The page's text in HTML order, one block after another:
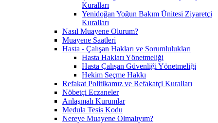
Kuralları
Yenidoğan Yoğun Bakım Ünitesi Ziyaretçi
Kuralları
Nasıl Muayene Olurum?
Muayene Saatleri
Hasta - Çalışan Hakları ve Sorumlulukları
Hasta Hakları Yönetmeliği
Hasta Çalışan Güvenliği Yönetmeliği
Hekim Seçme Hakkı
Refakat Politikamız ve Refakatçi Kuralları
Nöbetçi Eczaneler
Anlaşmalı Kurumlar
Medula Tesis Kodu
Nereye Muayene Olmalıyım?